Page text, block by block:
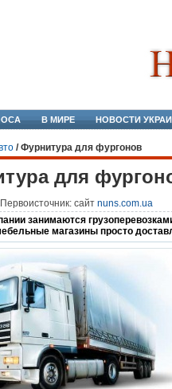
В МИРЕ НОВОСТИ
/Фурнитура для фургонов
для
сайт nuns.com.ua
занимаются
магазины просто